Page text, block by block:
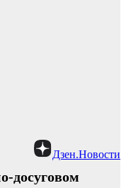
Дзен.Новости
досуговом